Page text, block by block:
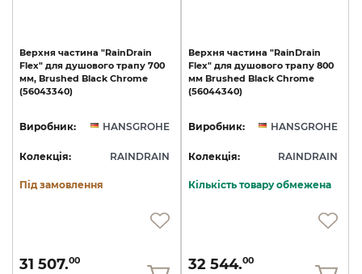
Верхня частина "RainDrain
Flex" для душового трапу 700
мм, Brushed Black Chrome
(56043340)
Виробник: HANSGROHE
Колекція: RAINDRAIN
Під замовлення
31 507.00
Верхня частина "RainDrain
Flex" для душового трапу 800
мм Brushed Black Chrome
(56044340)
Виробник: HANSGROHE
Колекція: RAINDRAIN
Кількість товару обмежена
32 544.00